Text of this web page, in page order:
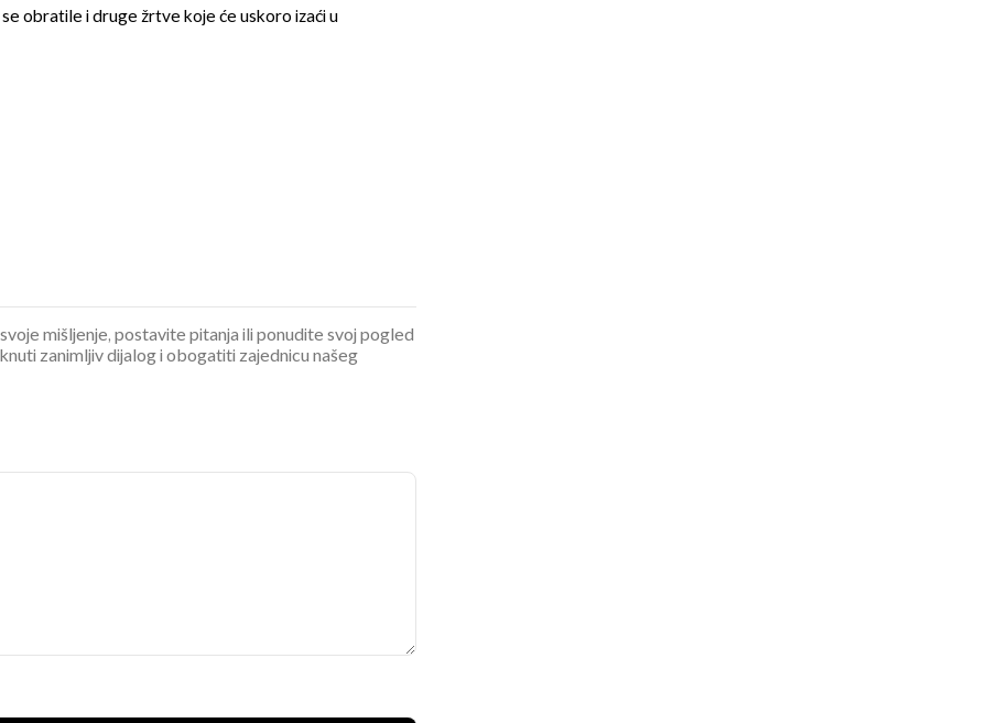
obratile i druge žrtve koje će uskoro izaći u
mišljenje, postavite pitanja ili ponudite svoj pogled
zanimljiv dijalog i obogatiti zajednicu našeg